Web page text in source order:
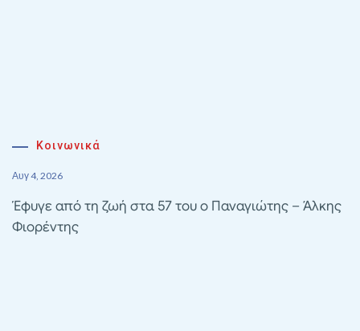
Κοινωνικά
Αυγ 4, 2026
Έφυγε από τη ζωή στα 57 του ο Παναγιώτης – Άλκης
Φιορέντης